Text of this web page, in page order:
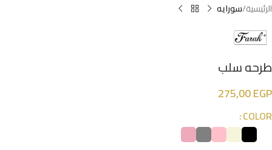
الرئيسية سورايه
طرحه سلب
275,00EGP
COLOR